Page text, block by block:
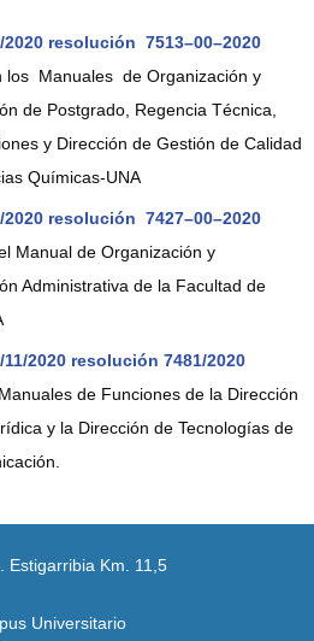
resolución 7513–00–2020
los Manuales de Organización y
de Postgrado, Regencia Técnica,
y Dirección de Gestión de Calidad
Químicas-UNA
resolución 7427–00–2020
Manual de Organización y
Administrativa de la Facultad de
2020 resolución 7481/2020
de Funciones de la Dirección
y la Dirección de Tecnologías de
Estigarribia Km. 11,5
Universitario